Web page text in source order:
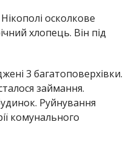
осколкове
хлопець. Він під
3 багатоповерхівки.
займання.
Руйнування
комунального